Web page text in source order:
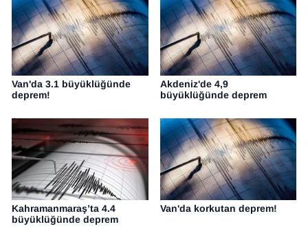
Van'da 3.1 büyüklüğünde
deprem!
Akdeniz'de 4,9
büyüklüğünde deprem
Kahramanmaraş’ta 4.4
büyüklüğünde deprem
Van'da korkutan deprem!
YAŞAM
YEREL